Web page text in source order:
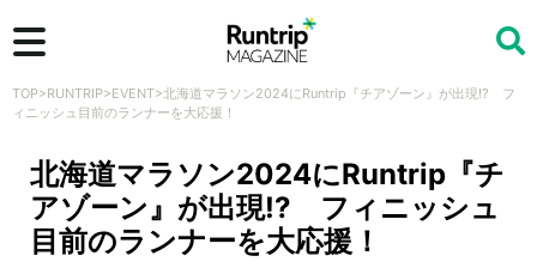
検索
TOP>RUNTRIP>EVENT>北海道マラソン2024にRuntrip『チアゾーン』が出現!? フ
ィニッシュ目前のランナーを大応援！
北海道マラソン2024にRuntrip『チ
アゾーン』が出現!? フィニッシュ
目前のランナーを大応援！